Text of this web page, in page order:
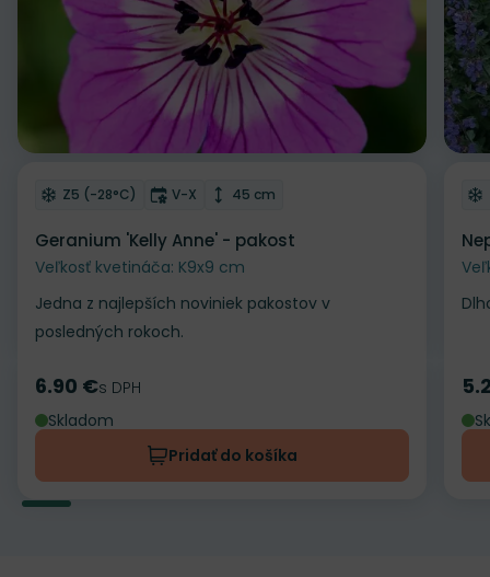
Odober do zoznamu želaní
Mrazuvzdornosť
Z5 (-28°C) Doba kvitnutia
V-X Výška rastliny
45 cm
Geranium 'Kelly Anne' - pakost
Veľkosť kvetináča: K9x9 cm
Jedna z najlepších noviniek pakostov v
posledných rokoch.
Cena
6.90 €s DPH
Skladom
Pridať do košíka